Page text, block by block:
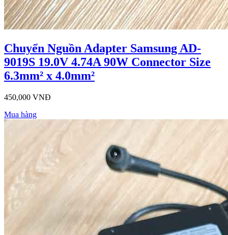
Chuyển Nguồn Adapter Samsung AD-
9019S 19.0V 4.74A 90W Connector Size
6.3mm² x 4.0mm²
450,000 VNĐ
Mua hàng